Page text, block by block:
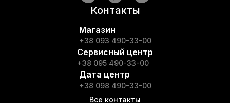
Контакты
Магазин
+38 093 490-33-00
Сервисный центр
+38 095 490-33-00
Дата центр
+38 098 490-33-00
Все контакты